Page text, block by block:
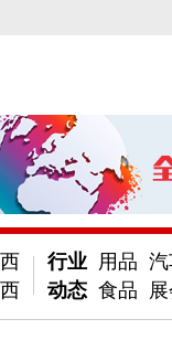
行业
动态
用品
食品